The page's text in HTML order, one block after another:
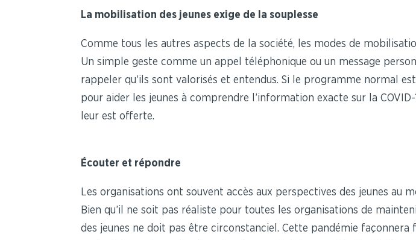
La mobilisation des jeunes exige de la souplesse
Comme tous les autres aspects de la société, les modes de
Un simple geste comme un appel téléphonique ou un message
rappeler qu’ils sont valorisés et entendus. Si le programme normal
pour aider les jeunes à comprendre l’information exacte sur la
leur est offerte.
Écouter et répondre
Les organisations ont souvent accès aux perspectives des jeunes
Bien qu’il ne soit pas réaliste pour toutes les organisations de
des jeunes ne doit pas être circonstanciel. Cette pandémie